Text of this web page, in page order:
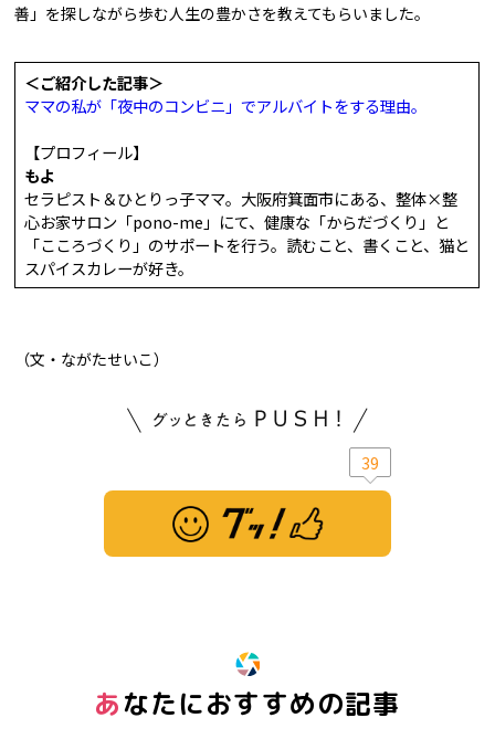
善」を探しながら歩む人生の豊かさを教えてもらいました。
＜ご紹介した記事＞
ママの私が「夜中のコンビニ」でアルバイトをする理由。
【プロフィール】
もよ
セラピスト＆ひとりっ子ママ。大阪府箕面市にある、整体×整
心お家サロン「pono-me」にて、健康な「からだづくり」と
「こころづくり」のサポートを行う。読むこと、書くこと、猫と
スパイスカレーが好き。
（文・ながたせいこ）
39
あなたにおすすめの記事